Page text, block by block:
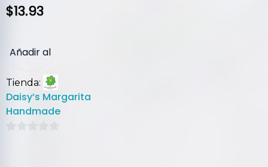
$13.93
Añadir al
carrito
Tienda:
Daisy’s Margarita
Handmade